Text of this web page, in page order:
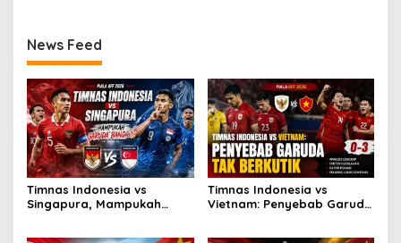
News Feed
Timnas Indonesia vs
Singapura, Mampukah
Timnas Indonesia vs
Vietnam: Penyebab Garuda